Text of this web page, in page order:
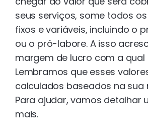
seus serviços, some todos
fixos e variáveis, incluindo o
ou o pró-labore. A isso
margem de lucro com a qual
Lembramos que esses
calculados baseados na sua
Para ajudar, vamos detalhar
mais.